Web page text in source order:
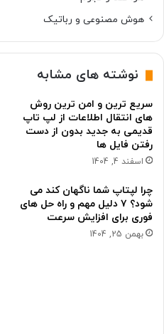
هوش مصنوعی و رباتیک
نوشته های مشابه
سریع ترین و امن ترین روش
های انتقال اطلاعات از لپ تاپ
قدیمی به جدید بدون از دست
رفتن فایل ها
اسفند 4, 1404
چرا لپتاپ شما ناگهان کند می
شود؟ ۷ دلیل مهم و راه حل های
فوری برای افزایش سرعت
بهمن 25, 1404